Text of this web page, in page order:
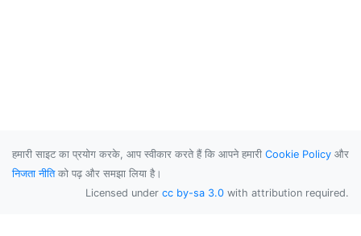
हमारी साइट का प्रयोग करके, आप स्वीकार करते हैं कि आपने हमारी Cookie Policy और
निजता नीतिको पढ़ और समझा लिया है।
Licensed under cc by-sa 3.0 with attribution required.